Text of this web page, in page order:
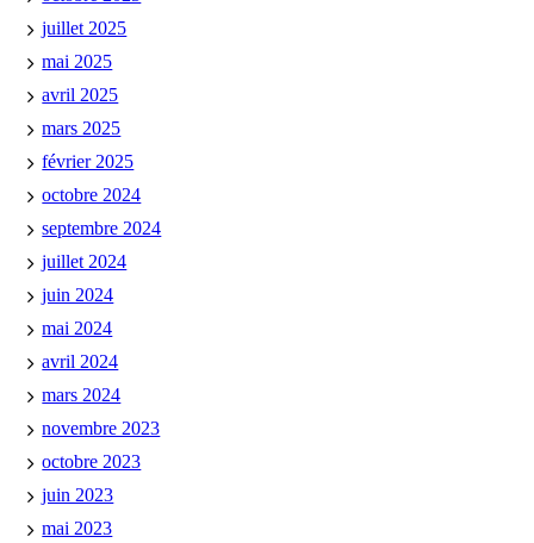
juillet 2025
mai 2025
avril 2025
mars 2025
février 2025
octobre 2024
septembre 2024
juillet 2024
juin 2024
mai 2024
avril 2024
mars 2024
novembre 2023
octobre 2023
juin 2023
mai 2023